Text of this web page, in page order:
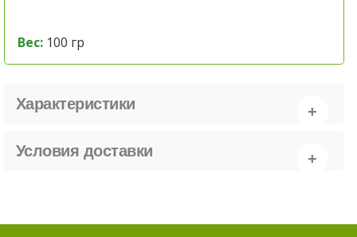
Вес: 100 гр
Характеристики
Условия доставки